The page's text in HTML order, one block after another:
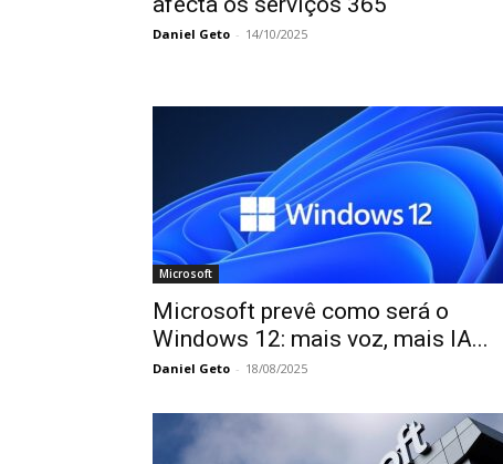
Daniel Geto - 14/10/2025
Microsoft
Microsoft prevê como será o
Windows 12: mais voz, mais IA...
Daniel Geto - 18/08/2025